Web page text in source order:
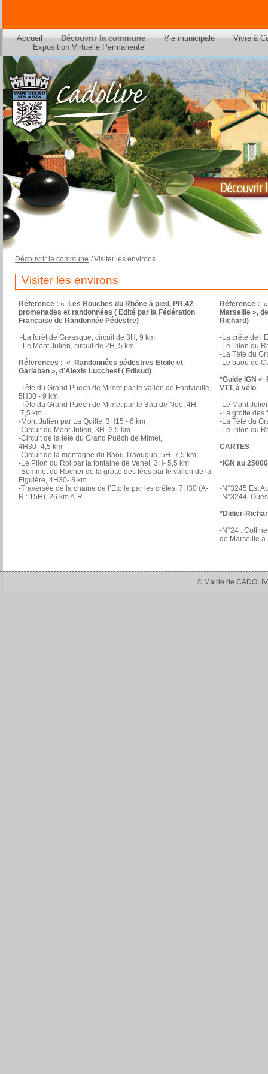
Accueil Découvrir la commune Vie municipale
Vivre à
Exposition Virtuelle Permanente
Découvrir la commune /Visiter les environs
Visiter les environs
Réference : « Les Bouches du Rhône à pied, PR,42
promenades et randonnées ( Edité par la Fédération
Française de Randonnée Pédestre)
-La forêt de Gréasque, circuit de 3H, 9 km
-Le Mont Julien, circuit de 2H, 5 km
Réferences : « Randonnées pédestres Etoile et
Garlaban », d’Alexis Lucchesi ( Edisud)
-Tête du Grand Puech de Mimet par le vallon de Fontvieille,
5H30 - 9 km
-Tête du Grand Puëch de Mimet par le Bau de Noë, 4H -
7,5 km
-Mont Julien par La Quille, 3H15 - 6 km
-Circuit du Mont Julien, 3H- 3,5 km
-Circuit de la tête du Grand Puëch de Mimet,
4H30- 4,5 km
-Circuit de la montagne du Baou Traouqua, 5H- 7,5 km
-Le Pilon du Roi par la fontaine de Venel, 3H- 5,5 km
-Sommet du Rocher de la grotte des fées par le vallon de la
Figuière, 4H30- 8 km
-Traversée de la chaîne de l’Etoile par les crêtes, 7H30 (A-
R : 15H), 26 km A-R
Réference :
Marseille »,
Richard)
-La crête de
-Le Pilon du
-La Tête du
-Le baou de
*Guide IGN «
VTT, à vélo
-Le Mont
-La grotte des
-La Tête du
-Le Pilon du
CARTES
*IGN au 25000
-N°3245 Est
-N°3244
*Didier-
-N°24 :
de Marseille à
© Mairie de